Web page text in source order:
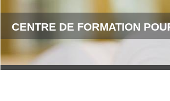
CENTRE DE FORMATION